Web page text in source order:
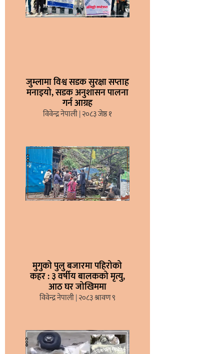
जुम्लामा विश्व सडक सुरक्षा सप्ताह
मनाइयो, सडक अनुशासन पालना
गर्न आग्रह
विवेन्द्र नेपाली २०८३ जेष्ठ १
मुगुको पुलु बजारमा पहिरोको
कहर : ३ वर्षीय बालकको मृत्यु,
आठ घर जोखिममा
विवेन्द्र नेपाली २०८३ श्रावण ९